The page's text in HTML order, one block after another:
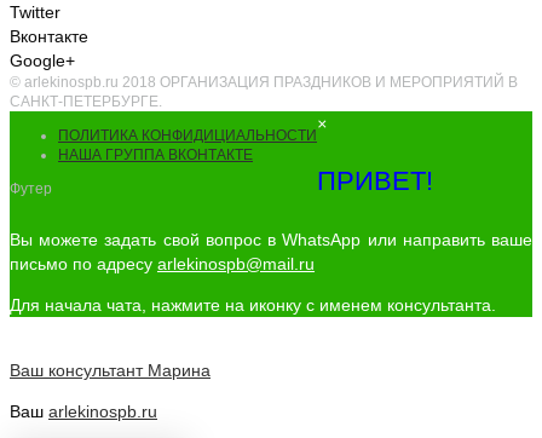
Twitter
Вконтакте
Google+
© arlekinospb.ru 2018 ОРГАНИЗАЦИЯ ПРАЗДНИКОВ И МЕРОПРИЯТИЙ В
САНКТ-ПЕТЕРБУРГЕ.
ПОЛИТИКА КОНФИДИЦИАЛЬНОСТИ
НАША ГРУППА ВКОНТАКТЕ
Футер
×
ПРИВЕТ!
Вы можете задать свой вопрос в WhatsApp или направить ваше
письмо по адресу arlekinospb@mail.ru
Для начала чата, нажмите на иконку с именем консультанта.
Ваш консультант Марина
Ваш arlekinospb.ru